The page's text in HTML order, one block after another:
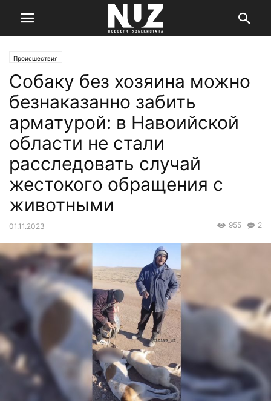
Происшествия
Собаку без хозяина можно
безнаказанно забить
арматурой: в Навоийской
области не стали
расследовать случай
жестокого обращения с
животными
01.11.2023 2
955